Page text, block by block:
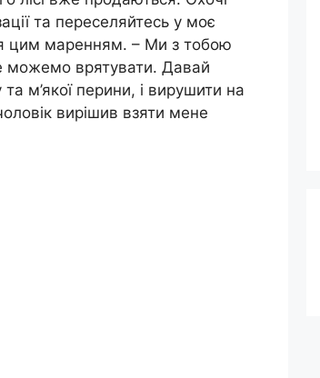
та переселяйтесь у моє
цим маренням. – Ми з тобою
можемо врятувати. Давай
м’якої перини, і вирушити на
вирішив взяти мене